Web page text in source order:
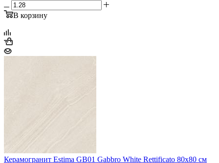
В корзину
Керамогранит Estima GB01 Gabbro White Rettificato 80x80 см